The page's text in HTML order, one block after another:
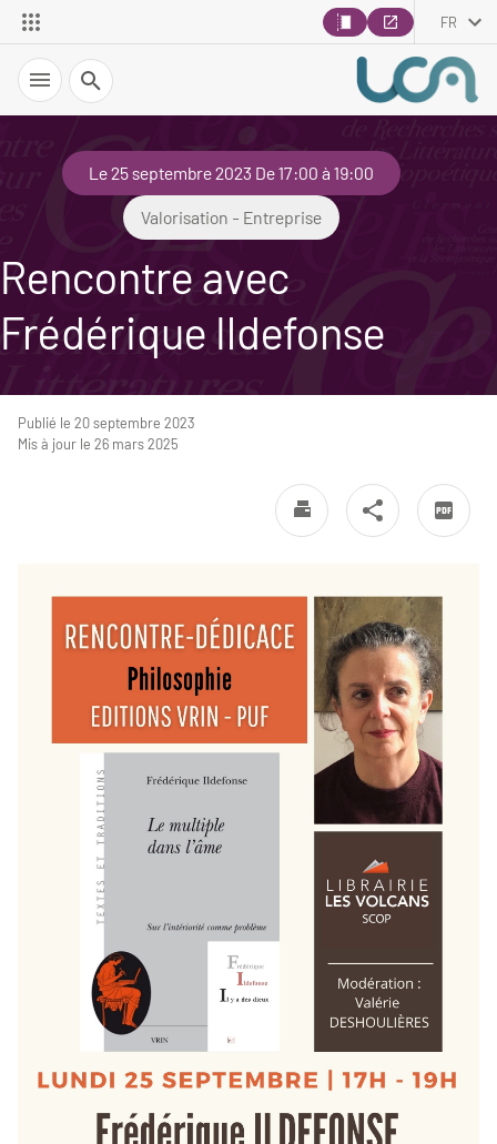
FR
Recherche
Le 25 septembre 2023 De 17:00 à 19:00
Valorisation - Entreprise
Rencontre avec
Frédérique Ildefonse
Publié le 20 septembre 2023
Mis à jour le 26 mars 2025